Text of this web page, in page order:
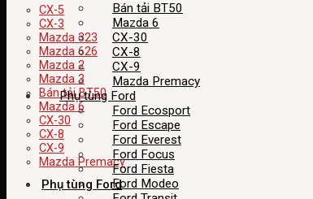
CX-5
CX-3
Mazda 323
Mazda 626
Mazda 2
Mazda 3
Bán tải BT50
Mazda 6
CX-30
CX-8
CX-9
Mazda Premacy
Phụ tùng Ford
Bán tải BT50
Mazda 6
CX-30
CX-8
CX-9
Mazda Premacy
Phụ tùng Ford
Ford Ecosport
Ford Escape
Ford Everest
Ford Focus
Ford Fiesta
Ford Modeo